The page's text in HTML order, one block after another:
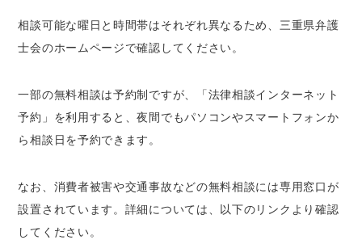
相談可能な曜日と時間帯はそれぞれ異なるため、三重県弁護
士会のホームページで確認してください。
一部の無料相談は予約制ですが、「法律相談インターネット
予約」を利用すると、夜間でもパソコンやスマートフォンか
ら相談日を予約できます。
なお、消費者被害や交通事故などの無料相談には専用窓口が
設置されています。詳細については、以下のリンクより確認
してください。